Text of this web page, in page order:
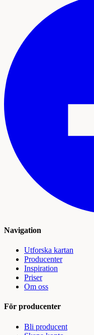
Navigation
Utforska kartan
Producenter
Inspiration
Priser
Om oss
För producenter
Bli producent